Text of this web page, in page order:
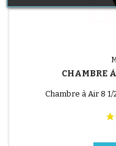
CHAMBRE
Chambre à Air 8 1/